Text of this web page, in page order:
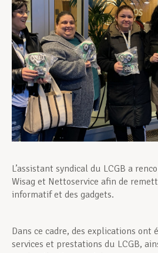
Développement
Devenir Membre
Actualités
L’assistant syndical du LCGB a
Wisag et Nettoservice afin de
informatif et des gadgets.
Dans ce cadre, des explications ont
services et prestations du LCGB,